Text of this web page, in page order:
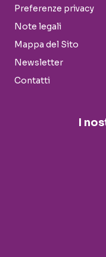
Preferenze privacy
Note legali
Mappa del Sito
Newsletter
Contatti
I